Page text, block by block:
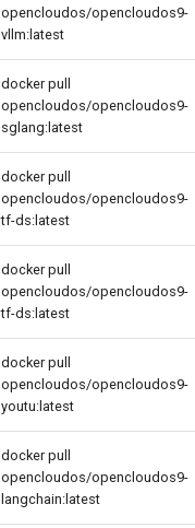
opencloudos/opencloudos9-
vllm:latest
docker pull
opencloudos/opencloudos9-
sglang:latest
docker pull
opencloudos/opencloudos9-
tf-ds:latest
docker pull
opencloudos/opencloudos9-
tf-ds:latest
docker pull
opencloudos/opencloudos9-
youtu:latest
docker pull
opencloudos/opencloudos9-
langchain:latest